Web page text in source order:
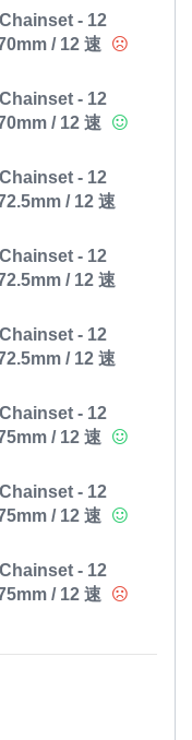
- 12
/ 12 速
- 12
/ 12 速
- 12
/ 12 速
- 12
/ 12 速
- 12
/ 12 速
- 12
/ 12 速
- 12
/ 12 速
- 12
/ 12 速